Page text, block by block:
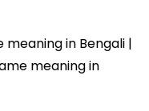
meaning in Bengali |
name meaning in